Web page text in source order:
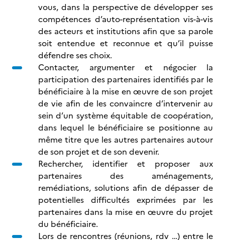
vous, dans la perspective de développer ses
compétences d’auto-représentation vis-à-vis
des acteurs et institutions afin que sa parole
soit entendue et reconnue et qu’il puisse
défendre ses choix.
Contacter, argumenter et négocier la
participation des partenaires identifiés par le
bénéficiaire à la mise en œuvre de son projet
de vie afin de les convaincre d’intervenir au
sein d’un système équitable de coopération,
dans lequel le bénéficiaire se positionne au
même titre que les autres partenaires autour
de son projet et de son devenir.
Rechercher, identifier et proposer aux
partenaires des aménagements,
remédiations, solutions afin de dépasser de
potentielles difficultés exprimées par les
partenaires dans la mise en œuvre du projet
du bénéficiaire.
Lors de rencontres (réunions, rdv …) entre le